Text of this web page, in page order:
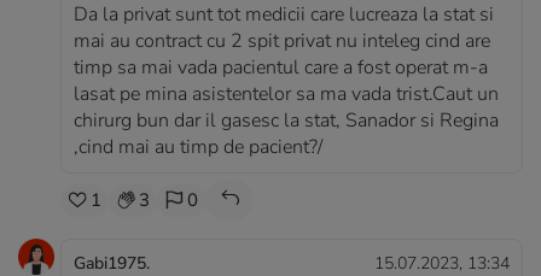
Da la privat sunt tot medicii care lucreaza la stat si
mai au contract cu 2 spit privat nu inteleg cind are
timp sa mai vada pacientul care a fost operat m-a
lasat pe mina asistentelor sa ma vada trist.Caut un
chirurg bun dar il gasesc la stat, Sanador si Regina
,cind mai au timp de pacient?/
1 3 0
Gabi1975. 15.07.2023, 13:34